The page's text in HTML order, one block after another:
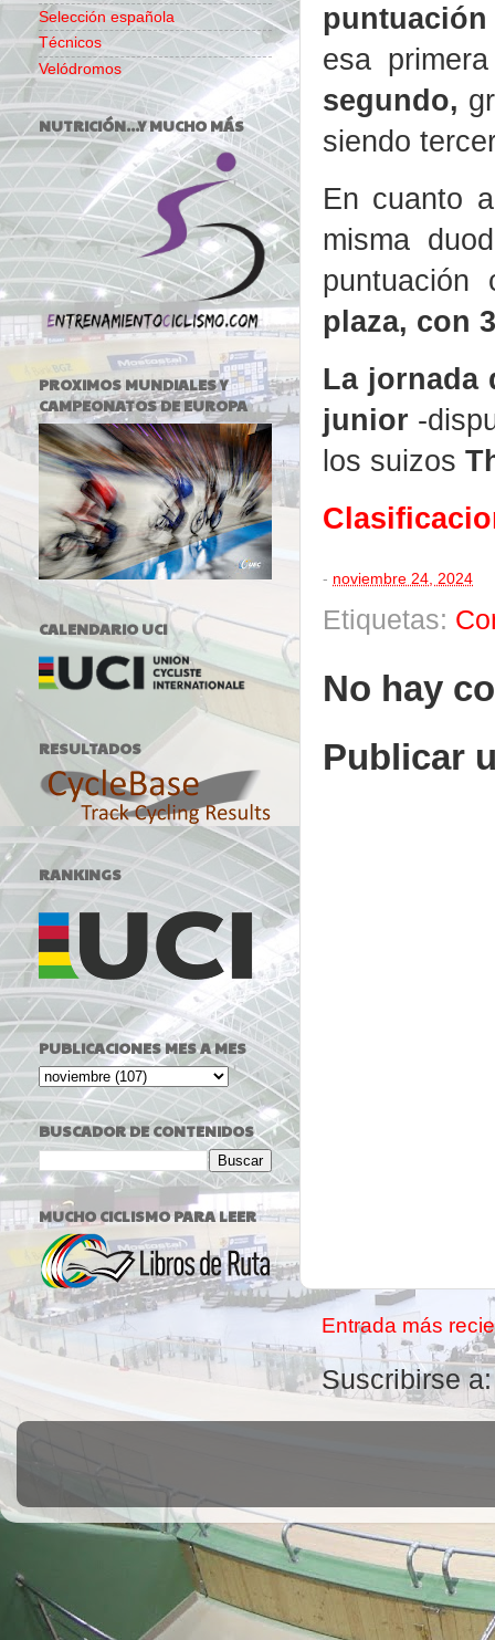
puntuación
esa
segundo,
siendo
En cuanto
misma
plaza, con
La jornada
junior -
los suizos
- noviembre 24, 2024
Etiquetas:
No hay
Publicar
Entrada más
Suscribirse
Selección española
Técnicos
Velódromos
NUTRICIÓN...Y MUCHO MÁS
PROXIMOS MUNDIALES Y
CAMPEONATOS DE EUROPA
CALENDARIO UCI
RESULTADOS
RANKINGS
PUBLICACIONES MES A MES
BUSCADOR DE CONTENIDOS
MUCHO CICLISMO PARA LEER